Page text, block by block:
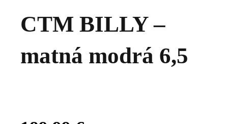
CTM BILLY –
matná modrá 6,5